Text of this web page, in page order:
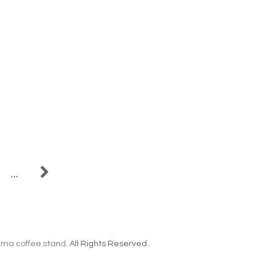
...
coffee stand . All Rights Reserved.